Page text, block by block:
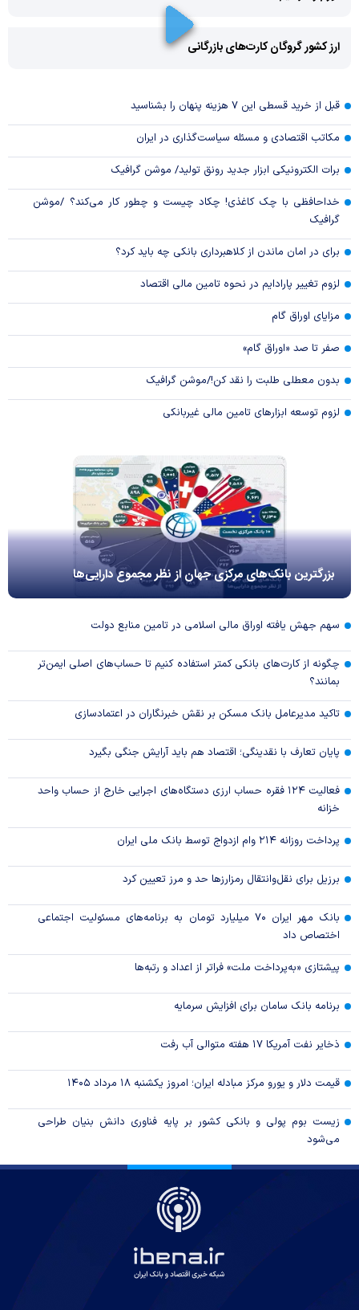
Play
Video
Video
ارز کشور گروگان کارت‌های بازرگانی
قبل از خرید قسطی این ۷ هزینه پنهان را بشناسید
مکاتب اقتصادی و مسئله سیاست‌گذاری در ایران
برات الکترونیکی ابزار جدید رونق تولید/ موشن گرافیک
خداحافظی با چک کاغذی! چکاد چیست و چطور کار می‌کند؟ /موشن
گرافیک
برای در امان ماندن از کلاهبرداری بانکی چه باید کرد؟
لزوم تغییر پارادایم در نحوه تامین مالی اقتصاد
مزایای اوراق گام
صفر تا صد «اوراق گام»
بدون معطلی طلبت را نقد کن!/موشن گرافیک
لزوم توسعه ابزارهای تامین مالی غیربانکی
بزرگترین بانک‌های مرکزی جهان از نظر مجموع دارایی‌ها
سهم جهش یافته اوراق مالی اسلامی در تامین منابع دولت
چگونه از کارت‌های بانکی کمتر استفاده کنیم تا حساب‌های اصلی ایمن‌تر
بمانند؟
تاکید مدیرعامل بانک مسکن بر نقش خبرنگاران در اعتمادسازی
پایان تعارف با نقدینگی؛ اقتصاد هم باید آرایش جنگی بگیرد
فعالیت ۱۲۴ فقره حساب ارزی دستگاه‌های اجرایی خارج از حساب واحد
خزانه
پرداخت روزانه ۲۱۴ وام ازدواج توسط بانک ملی ایران
برزیل برای نقل‌وانتقال رمزارزها حد و مرز تعیین کرد
بانک مهر ایران ۷۰ میلیارد تومان به برنامه‌های مسئولیت اجتماعی
اختصاص داد
پیشتازی «به‌پرداخت ملت» فراتر از اعداد و رتبه‌ها
برنامه بانک سامان برای افزایش سرمایه
ذخایر نفت آمریکا ۱۷ هفته متوالی آب رفت
قیمت دلار و یورو مرکز مبادله ایران؛ امروز یکشنبه ۱۸ مرداد ۱۴۰۵
زیست بوم پولی و بانکی کشور بر پایه فناوری دانش بنیان طراحی
می‌شود